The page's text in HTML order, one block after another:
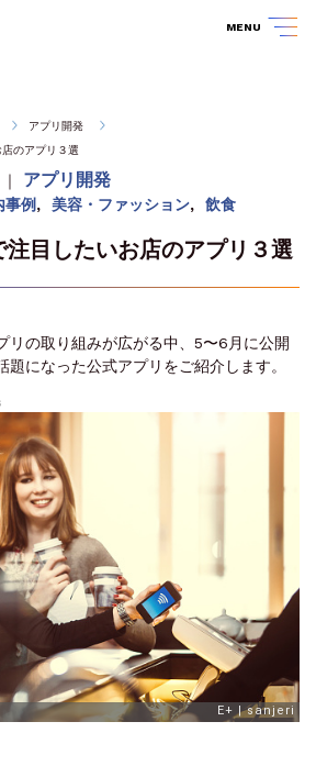
MENU
アプリ開発
のアプリ３選
｜ アプリ開発
事例, 美容・ファッション, 飲食
目したいお店のアプリ３選
リの取り組みが広がる中、5〜6月に公開
題になった公式アプリをご紹介します。